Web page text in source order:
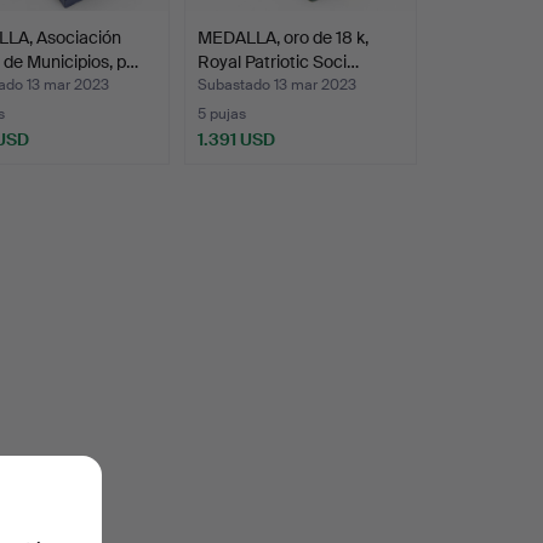
Asociación
Municipios, p…
13 mar 2023
MEDALLA, oro de 18 k,
Royal Patriotic Soci…
Subastado 13 mar 2023
5 pujas
1.391 USD